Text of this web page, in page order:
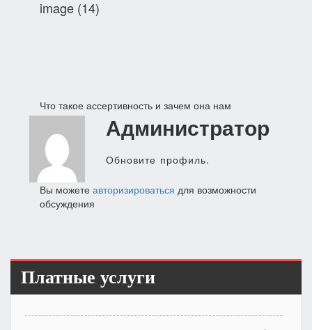
image (14)
Навигация
по
записям
Что такое ассертивность и зачем она нам
Администратор
Обновите профиль.
Вы можете авторизироваться для возможности
обсуждения
Платные услуги